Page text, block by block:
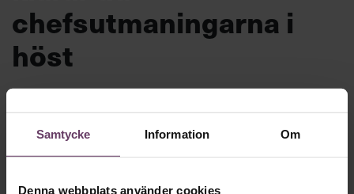
Samtycke Information Om
Denna webbplats använder cookies
chefsutmaningarna i
höst
Motigt att gå tillbaka till jobbet efter
semestern? Inte nödvändigtvis. Chef ger dig
hela listan på hur du förvandlar höstens
problem till möjligheter och gör din